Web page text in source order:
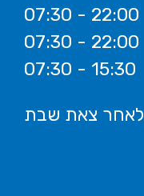
07:30 - 22:00
07:30 - 22:00
07:30 - 15:30
לאחר צאת שבת